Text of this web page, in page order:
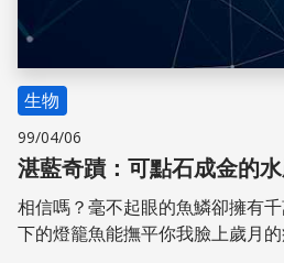
生物
99/04/06
湛藍奇蹟：可點石成金的
相信嗎？毫不起眼的魚鱗卻擁有
下的燈籠魚能撫平你我臉上歲月